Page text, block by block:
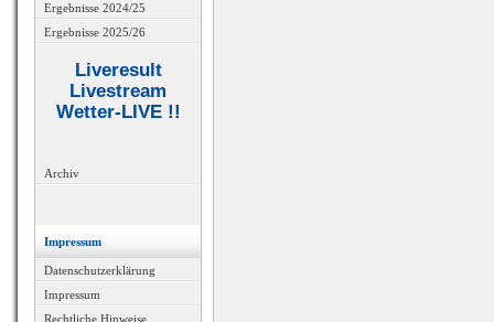
Ergebnisse 2024/25
Ergebnisse 2025/26
Liveresult
Livestream
Wetter-LIVE !!
Archiv
Impressum
Datenschutzerklärung
Impressum
Rechtliche Hinweise